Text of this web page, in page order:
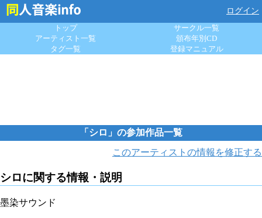
ログイン
トップ
サークル一覧
アーティスト一覧
頒布年別CD
タグ一覧
登録マニュアル
「シロ」の参加作品一覧
このアーティストの情報を修正する
シロに関する情報・説明
墨染サウンド